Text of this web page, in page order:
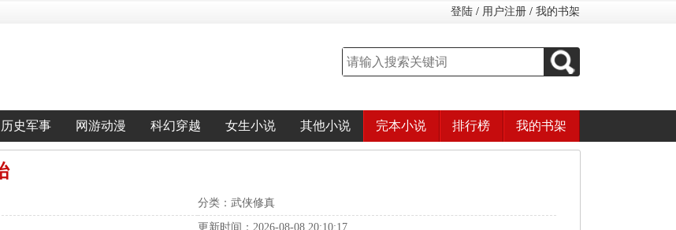
登陆 / 用户注册 / 我的书架
历史军事 网游动漫 科幻穿越 女生小说 其他小说 完本小说 排行榜 我的书架
分类：武侠修真
更新时间：2026-08-08 20:10:17